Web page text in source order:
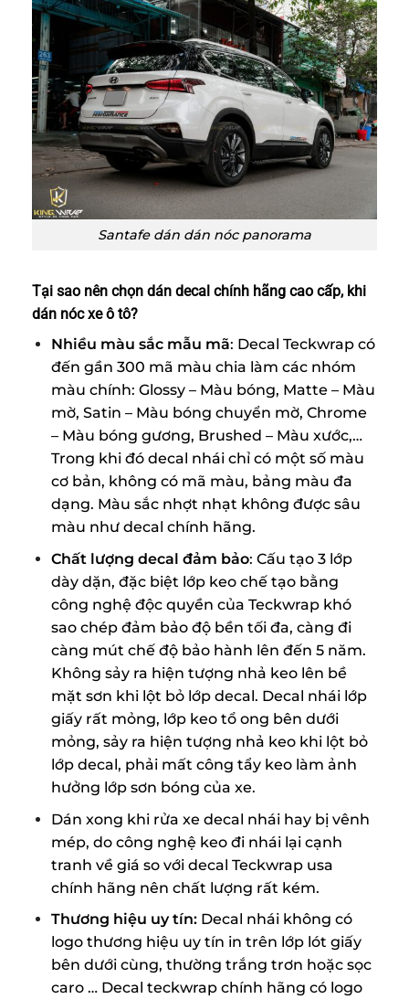
Santafe dán dán nóc panorama
Tại sao nên chọn dán decal chính hãng cao cấp, khi
dán nóc xe ô tô?
Nhiều màu sắc mẫu mã: Decal Teckwrap có
đến gần 300 mã màu chia làm các nhóm
màu chính: Glossy – Màu bóng, Matte – Màu
mờ, Satin – Màu bóng chuyển mờ, Chrome
– Màu bóng gương, Brushed – Màu xước,…
Trong khi đó decal nhái chỉ có một số màu
cơ bản, không có mã màu, bảng màu đa
dạng. Màu sắc nhợt nhạt không được sâu
màu như decal chính hãng.
Chất lượng decal đảm bảo: Cấu tạo 3 lớp
dày dặn, đặc biệt lớp keo chế tạo bằng
công nghệ độc quyền của Teckwrap khó
sao chép đảm bảo độ bền tối đa, càng đi
càng mút chế độ bảo hành lên đến 5 năm.
Không sảy ra hiện tượng nhả keo lên bề
mặt sơn khi lột bỏ lớp decal. Decal nhái lớp
giấy rất mỏng, lớp keo tổ ong bên dưới
mỏng, sảy ra hiện tượng nhả keo khi lột bỏ
lớp decal, phải mất công tẩy keo làm ảnh
hưởng lớp sơn bóng của xe.
Dán xong khi rửa xe decal nhái hay bị vênh
mép, do công nghệ keo đi nhái lại cạnh
tranh về giá so với decal Teckwrap usa
chính hãng nên chất lượng rất kém.
Thương hiệu uy tín: Decal nhái không có
logo thương hiệu uy tín in trên lớp lót giấy
bên dưới cùng, thường trắng trơn hoặc sọc
caro … Decal teckwrap chính hãng có logo